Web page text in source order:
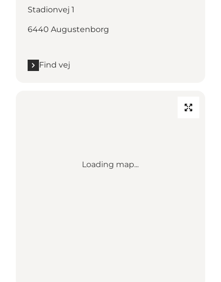
Stadionvej 1
6440 Augustenborg
Find vej
Loading map...